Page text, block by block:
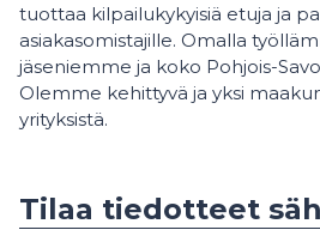
tuottaa kilpailukykyisiä etuja ja
asiakasomistajille. Omalla
jäseniemme ja koko Pohjois-
Olemme kehittyvä ja yksi
yrityksistä.
Tilaa tiedotteet